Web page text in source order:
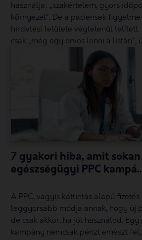
használja: „szakértelem, gyors
környezet”. De a páciensek
hirdetési felülete végtelenül telített.
csak „még egy orvos lenni a listán”,
7 gyakori hiba, amit
egészségügyi PPC
A PPC, vagyis kattintás alapú fizetés
leggyorsabb módja annak, hogy új
de csak akkor, ha jól használod.
kampány nemcsak pénzt emészt